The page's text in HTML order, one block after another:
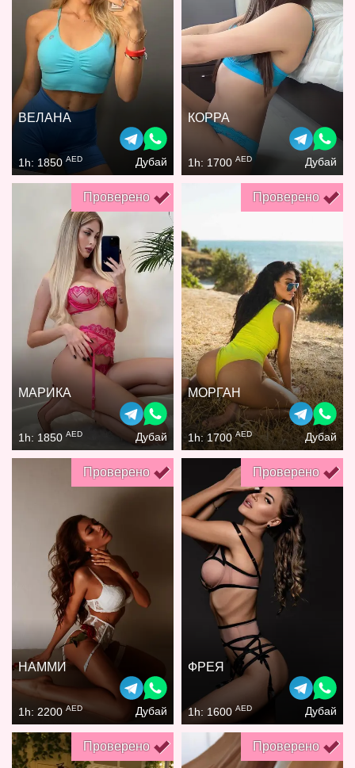
ВЕЛАНА
1h: 1850 AED Дубай
КОРРА
1h: 1700 AED Дубай
Проверено
МАРИКА
1h: 1850 AED Дубай
Проверено
МОРГАН
1h: 1700AED Дубай
Проверено
НАММИ
1h: 2200 AED Дубай
Проверено
ФРЕЯ
1h: 1600 AED Дубай
Проверено Проверено